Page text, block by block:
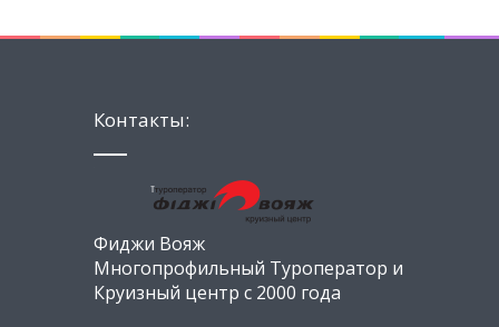
Контакты:
Фиджи Вояж
Многопрофильный Туроператор и
Круизный центр с 2000 года